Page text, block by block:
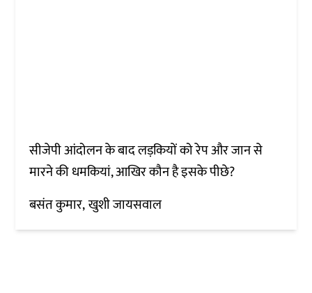
सीजेपी आंदोलन के बाद लड़कियों को रेप और जान से
मारने की धमकियां, आखिर कौन है इसके पीछे?
बसंत कुमार खुशी जायसवाल